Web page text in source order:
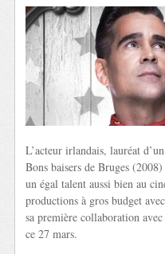
L’acteur irlandais, lauréat
Bons baisers de Bruges
un égal talent aussi bien au
productions à gros budget
sa première collaboration
ce 27 mars.